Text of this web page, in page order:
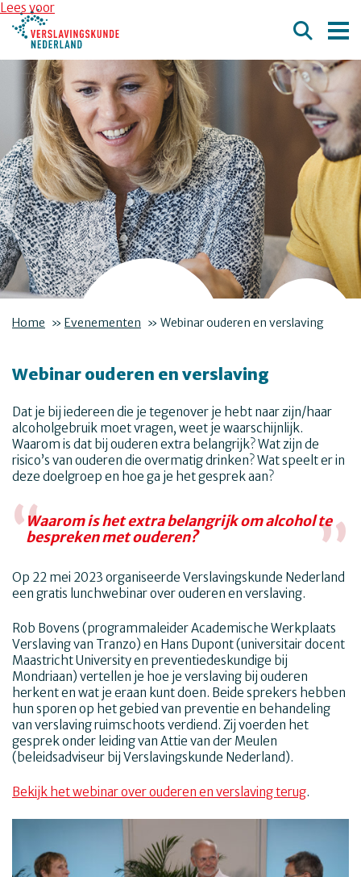
Lees voor
Overslaan en naar de inhoud gaan
Direct naar de hoofdnavigatie
Home » Evenementen » Webinar ouderen en verslaving
Webinar ouderen en verslaving
Dat je bij iedereen die je tegenover je hebt naar zijn/haar
alcoholgebruik moet vragen, weet je waarschijnlijk.
Waarom is dat bij ouderen extra belangrijk? Wat zijn de
risico’s van ouderen die overmatig drinken? Wat speelt er in
deze doelgroep en hoe ga je het gesprek aan?
Waarom is het extra belangrijk om alcohol te
bespreken met ouderen?
Op 22 mei 2023 organiseerde Verslavingskunde Nederland
een gratis lunchwebinar over ouderen en verslaving.
Rob Bovens (programmaleider Academische Werkplaats
Verslaving van Tranzo) en Hans Dupont (universitair docent
Maastricht University en preventiedeskundige bij
Mondriaan) vertellen je hoe je verslaving bij ouderen
herkent en wat je eraan kunt doen. Beide sprekers hebben
hun sporen op het gebied van preventie en behandeling
van verslaving ruimschoots verdiend. Zij voerden het
gesprek onder leiding van Attie van der Meulen
(beleidsadviseur bij Verslavingskunde Nederland).
Bekijk het webinar over ouderen en verslaving terug.